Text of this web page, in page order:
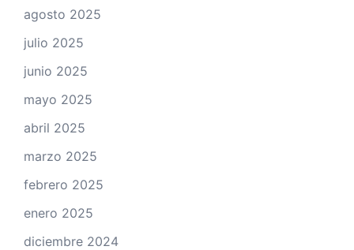
agosto 2025
julio 2025
junio 2025
mayo 2025
abril 2025
marzo 2025
febrero 2025
enero 2025
diciembre 2024